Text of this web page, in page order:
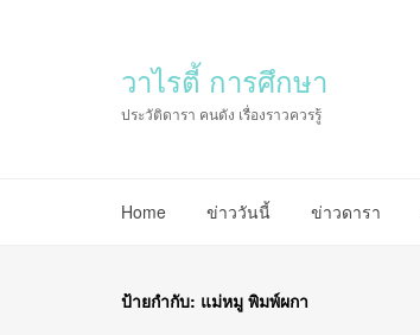
วาไรตี้ การศึกษา
ประวัติดารา คนดัง เรื่องราวควรรู้
Home ข่าววันนี้ ข่าวดารา
ป้ายกำกับ: แม่หมู พิมพ์ผกา